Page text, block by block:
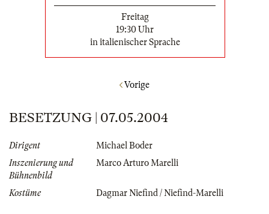
Freitag
19:30 Uhr
in italienischer Sprache
Vorige
BESETZUNG | 07.05.2004
Dirigent
Michael Boder
Inszenierung und
Bühnenbild
Marco Arturo Marelli
Kostüme Dagmar Niefind / Niefind-Marelli